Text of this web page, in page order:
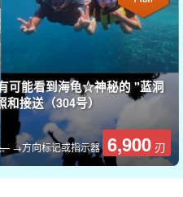
庭旅行！
别体验
到成人的整个家庭留下深刻印
海龟产卵是了解大自然和生命
可能看到海龟☆神秘的 "蓝洞
接送（304号）
。 →方向标记或指示器 6,900 刃